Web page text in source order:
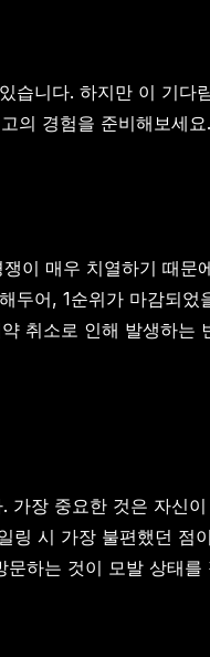
니다. 하지만 이 기
의 경험을 준비해보세요.
이 매우 치열하기 때
어, 1순위가 마감되
취소로 인해 발생하
장 중요한 것은 자신
시 가장 불편했던
하는 것이 모발 상태